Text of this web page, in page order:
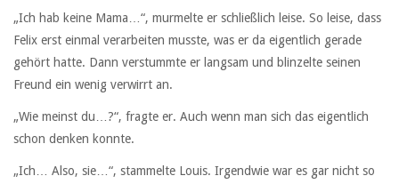
„Ich hab keine Mama…“, murmelte er schließlich leise. So leise, dass
Felix erst einmal verarbeiten musste, was er da eigentlich gerade
gehört hatte. Dann verstummte er langsam und blinzelte seinen
Freund ein wenig verwirrt an.
„Wie meinst du…?“, fragte er. Auch wenn man sich das eigentlich
schon denken konnte.
„Ich… Also, sie…“, stammelte Louis. Irgendwie war es gar nicht so